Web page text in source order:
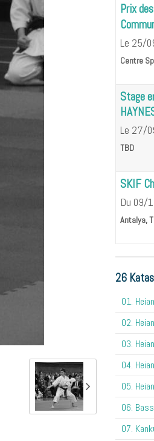
Prix
Le 25/
Centre
Stage
Le 27/
TBD
SKIF
Du 09/
Antalya,
26
01.
02.
03.
04.
05.
06.
07.